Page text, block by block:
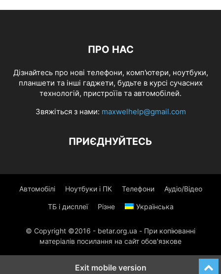
ПРО НАС
Дізнайтесь про нові телефони, комп'ютери, ноутбуки,
планшети та інші гаджети, будьте в курсі сучасних
технологій, пристроїів та автомобілей.
Звяжіться з нами: maxwelhelp@gmail.com
ПРИЄДНУЙТЕСЬ
Автомобілі Ноутбуки і ПК Телефони Аудіо/Відео
ТБ і дисплеї Різне Українська
© Copyright ©2016 - betar.org.ua - При копіюванні
матеріалів посилання на сайт обов'язкове
Exit mobile version